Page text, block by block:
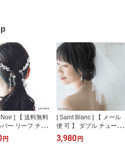
ーバースカート
ルー 重ね着コーデ
透け感 シース
カート ジャガード
プ
宴 新婦 ゲスト セレモニ
ーハンカチ フォーマルハ
ンカチ 冠婚葬祭 慶弔両
用 レディース
] 【 送料無料
バー リーフ チェ
アクセサリー と
Uピン 5点セッ
円
[ Saint Blanc ] 【 メール
便 可 】 ダブル チュール
ラインストーン付き ホワ
イト ヘッドドレス 白 日
3,980円